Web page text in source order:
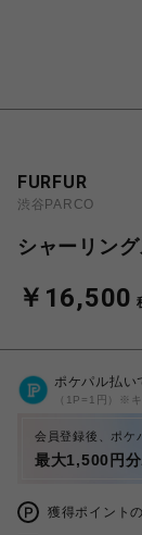
FURFUR
渋谷PARCO
シャーリン
￥16,500
ポケパル払い
（1P=1円）※
会員登録後、ポケ
最大1,500円
獲得ポイント